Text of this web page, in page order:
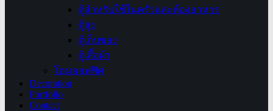
ตู้สำหรับใช้ในครัวและห้องอาหาร
ตู้สูง
ตู้เก็บของ
ตู้เสื้อผ้า
โฮมออฟฟิศ
Decoration
Portfolio
Contact